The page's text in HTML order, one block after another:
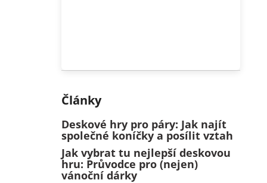
Články
Deskové hry pro páry: Jak najít
společné koníčky a posílit vztah
Jak vybrat tu nejlepší deskovou
hru: Průvodce pro (nejen)
vánoční dárky